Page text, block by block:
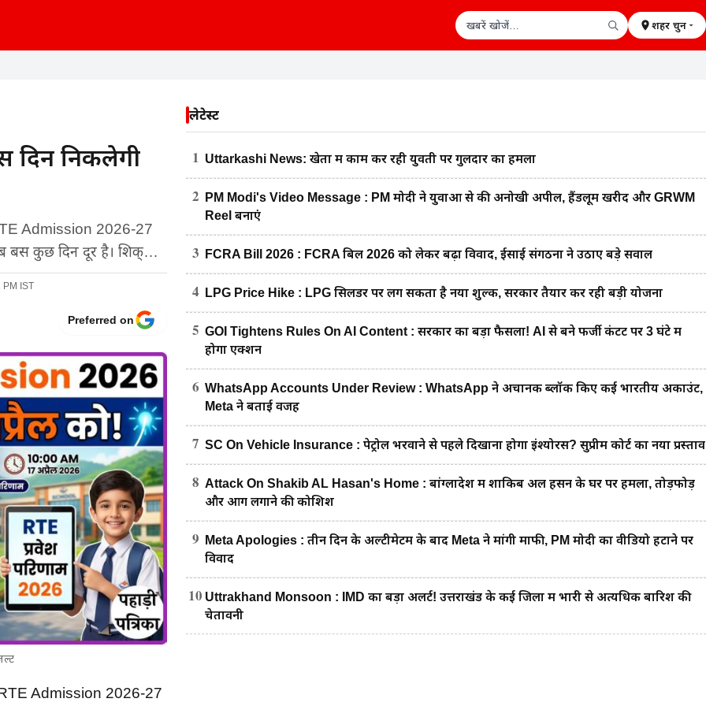
शहर चुनें
दिन निकलेगी
Admission 2026-27
अब बस कुछ दिन दूर है। शिक्…
IST
Preferred on
Admission 2026-27
लेटेस्ट
1 Uttarkashi News: खेतों में काम कर रही युवती पर गुलदार का हमला
2
PM Modi's Video Message : PM मोदी ने युवाओं से की अनोखी अपील, हैंडलूम खरीदें और GRWM
Reel बनाएं
3 FCRA Bill 2026 : FCRA बिल 2026 को लेकर बढ़ा विवाद, ईसाई संगठनों ने उठाए बड़े सवाल
4 LPG Price Hike : LPG सिलेंडर पर लग सकता है नया शुल्क, सरकार तैयार कर रही बड़ी योजना
5 GOI Tightens Rules On AI Content : सरकार का बड़ा फैसला! AI से बने फर्जी कंटेंट पर 3 घंटे में
होगा एक्शन
6 WhatsApp Accounts Under Review : WhatsApp ने अचानक ब्लॉक किए कई भारतीय अकाउंट,
Meta ने बताई वजह
7 SC On Vehicle Insurance : पेट्रोल भरवाने से पहले दिखाना होगा इंश्योरेंस? सुप्रीम कोर्ट का नया प्रस्ताव
8 Attack On Shakib AL Hasan's Home : बांग्लादेश में शाकिब अल हसन के घर पर हमला, तोड़फोड़
और आग लगाने की कोशिश
9
Meta Apologies : तीन दिन के अल्टीमेटम के बाद Meta ने मांगी माफी, PM मोदी का वीडियो हटाने पर
विवाद
10 Uttrakhand Monsoon : IMD का बड़ा अलर्ट! उत्तराखंड के कई जिलों में भारी से अत्यधिक बारिश की
चेतावनी